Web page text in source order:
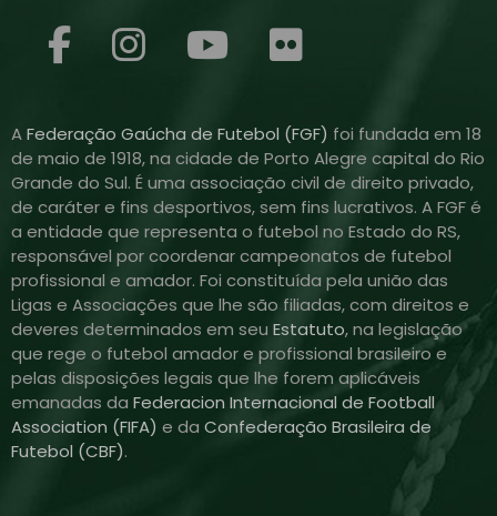
AFederação Gaúcha de Futebol (FGF) foi fundada em 18
de maio de 1918, na cidade de Porto Alegre capital do Rio
Grande do Sul. É uma associação civil de direito privado,
de caráter e fins desportivos, sem fins lucrativos. A FGF é
a entidade que representa o futebol no Estado do RS,
responsável por coordenar campeonatos de futebol
profissional e amador. Foi constituída pela união das
Ligas e Associações que lhe são filiadas, com direitos e
deveres determinados em seu Estatuto, na legislação
que rege o futebol amador e profissional brasileiro e
pelas disposições legais que lhe forem aplicáveis
emanadas da Federacion Internacional de Football
Association (FIFA) e da Confederação Brasileira de
Futebol (CBF).